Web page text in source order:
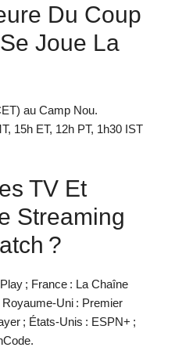
Du Coup
Joue La
au Camp Nou.
15h ET, 12h PT, 1h30 IST
TV Et
Streaming
?
; France : La Chaîne
Royaume-Uni : Premier
; États-Unis : ESPN+ ;